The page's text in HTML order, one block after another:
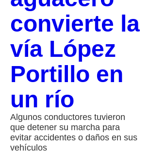
convierte la
vía López
Portillo en
un río
Algunos conductores tuvieron
que detener su marcha para
evitar accidentes o daños en sus
vehículos